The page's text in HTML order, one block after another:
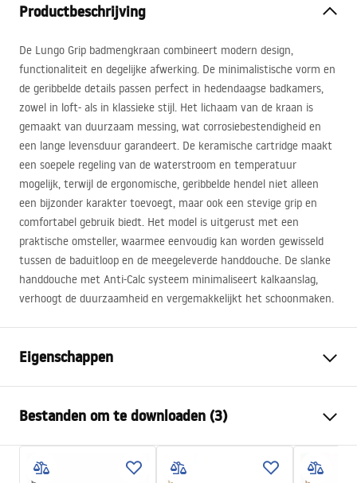
Productbeschrijving
De Lungo Grip badmengkraan combineert modern design,
functionaliteit en degelijke afwerking. De minimalistische vorm en
de geribbelde details passen perfect in hedendaagse badkamers,
zowel in loft- als in klassieke stijl. Het lichaam van de kraan is
gemaakt van duurzaam messing, wat corrosiebestendigheid en
een lange levensduur garandeert. De keramische cartridge maakt
een soepele regeling van de waterstroom en temperatuur
mogelijk, terwijl de ergonomische, geribbelde hendel niet alleen
een bijzonder karakter toevoegt, maar ook een stevige grip en
comfortabel gebruik biedt. Het model is uitgerust met een
praktische omsteller, waarmee eenvoudig kan worden gewisseld
tussen de baduitloop en de meegeleverde handdouche. De slanke
handdouche met Anti-Calc systeem minimaliseert kalkaanslag,
verhoogt de duurzaamheid en vergemakkelijkt het schoonmaken.
Eigenschappen
Montagewijze
Wandmontage
Kleur
Goud geborsteld
Type uitloop
Vast
Bestanden om te downloaden (3)
Montagehandleiding